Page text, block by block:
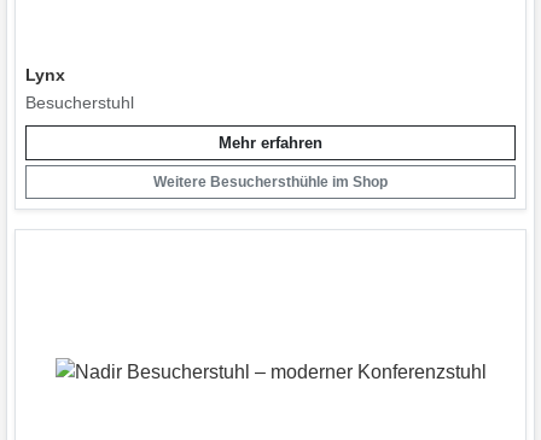
Lynx
Besucherstuhl
Mehr erfahren
Weitere Besuchersthühle im Shop